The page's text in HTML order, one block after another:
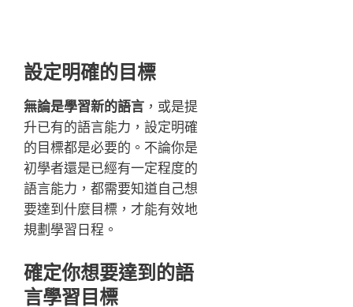
設定明確的目標
無論是學習新的語言 ，或是提
升已有的語言能力，設定明確
的目標都是必要的。不論你是
初學者還是已經有一定程度的
語言能力，都需要知道自己想
要達到什麼目標，才能有效地
規劃學習日程。
確定你想要達到的語
言學習目標